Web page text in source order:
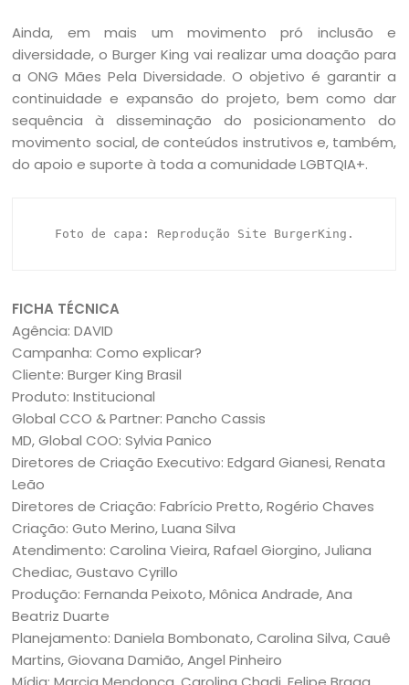
Ainda, em mais um movimento pró inclusão e
diversidade, o Burger King vai realizar uma doação para
a ONG Mães Pela Diversidade. O objetivo é garantir a
continuidade e expansão do projeto, bem como dar
sequência à disseminação do posicionamento do
movimento social, de conteúdos instrutivos e, também,
do apoio e suporte à toda a comunidade LGBTQIA+.
Foto de capa: Reprodução Site BurgerKing.
FICHA TÉCNICA
Agência: DAVID
Campanha: Como explicar?
Cliente: Burger King Brasil
Produto: Institucional
Global CCO & Partner: Pancho Cassis
MD, Global COO: Sylvia Panico
Diretores de Criação Executivo: Edgard Gianesi, Renata
Leão
Diretores de Criação: Fabrício Pretto, Rogério Chaves
Criação: Guto Merino, Luana Silva
Atendimento: Carolina Vieira, Rafael Giorgino, Juliana
Chediac, Gustavo Cyrillo
Produção: Fernanda Peixoto, Mônica Andrade, Ana
Beatriz Duarte
Planejamento: Daniela Bombonato, Carolina Silva, Cauê
Martins, Giovana Damião, Angel Pinheiro